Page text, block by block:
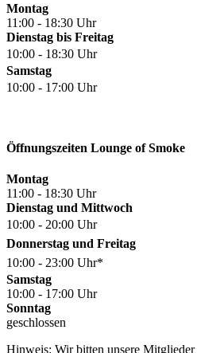
Montag
11:00 - 18:30 Uhr
Dienstag bis Freitag
10:00 - 18:30 Uhr
Samstag
10:00 - 17:00 Uhr
Öffnungszeiten Lounge of Smoke
Montag
11:00 - 18:30 Uhr
Dienstag und Mittwoch
10:00 - 20:00 Uhr
Donnerstag und Freitag
10:00 - 23:00 Uhr*
Samstag
10:00 - 17:00 Uhr
Sonntag
geschlossen
Hinweis: Wir bitten unsere